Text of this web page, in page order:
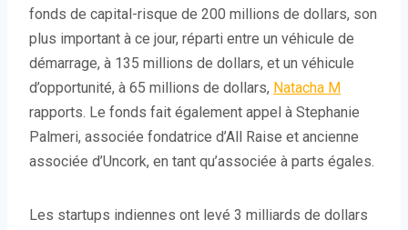
fonds de capital-risque de 200 millions de dollars, son
plus important à ce jour, réparti entre un véhicule de
démarrage, à 135 millions de dollars, et un véhicule
d’opportunité, à 65 millions de dollars, Natacha M
rapports. Le fonds fait également appel à Stephanie
Palmeri, associée fondatrice d’All Raise et ancienne
associée d’Uncork, en tant qu’associée à parts égales.
Les startups indiennes ont levé 3 milliards de dollars